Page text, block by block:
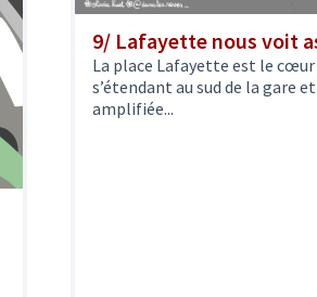
9/ Lafayette nous voit
La place Lafayette est le cœur
s’étendant au sud de la gare
amplifiée...